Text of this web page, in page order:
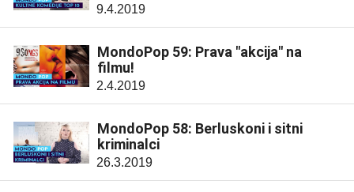
9.4.2019
MondoPop 59: Prava "akcija" na
filmu!
2.4.2019
MondoPop 58: Berluskoni i sitni
kriminalci
26.3.2019